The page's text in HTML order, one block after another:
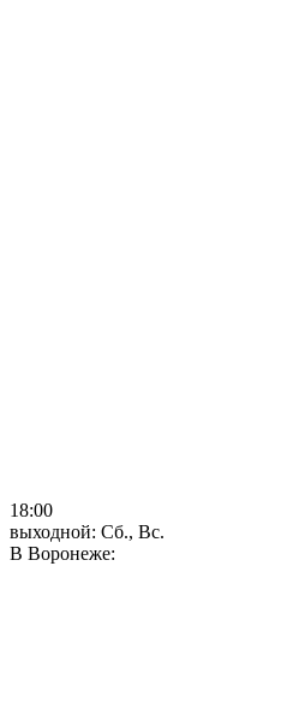
18:00
выходной: Сб., Вс.
В Воронеже: